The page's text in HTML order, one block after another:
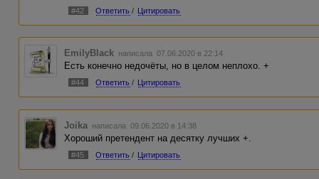
#42 Ответить / Цитировать
EmilyBlack написала 07.06.2020 в 22:14
Есть конечно недочёты, но в целом неплохо. +
#44 Ответить / Цитировать
Joika написала 09.06.2020 в 14:38
Хороший претендент на десятку лучших +.
#45 Ответить / Цитировать